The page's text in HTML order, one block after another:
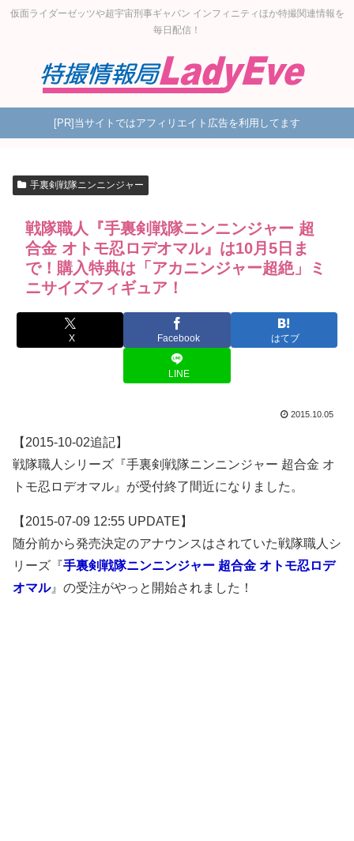
仮面ライダーゼッツや超宇宙刑事ギャバン インフィニティほか特撮関連情報を
毎日配信！
[PR]当サイトではアフィリエイト広告を利用してます
手裏剣戦隊ニンニンジャー
戦隊職人『手裏剣戦隊ニンニンジャー 超
合金 オトモ忍ロデオマル』は10月5日ま
で！購入特典は「アカニンジャー超絶」ミ
ニサイズフィギュア！
X Facebook はてブ
LINE
2015.10.05
【2015-10-02追記】
戦隊職人シリーズ『手裏剣戦隊ニンニンジャー 超合金 オ
トモ忍ロデオマル』が受付終了間近になりました。
【2015-07-09 12:55 UPDATE】
随分前から発売決定のアナウンスはされていた戦隊職人シ
リーズ『手裏剣戦隊ニンニンジャー 超合金 オトモ忍ロデ
オマル』の受注がやっと開始されました！